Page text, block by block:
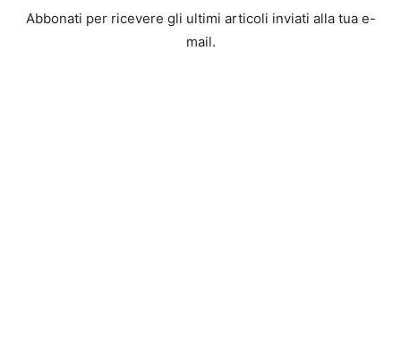
Abbonati per ricevere gli ultimi articoli inviati alla tua e-
mail.